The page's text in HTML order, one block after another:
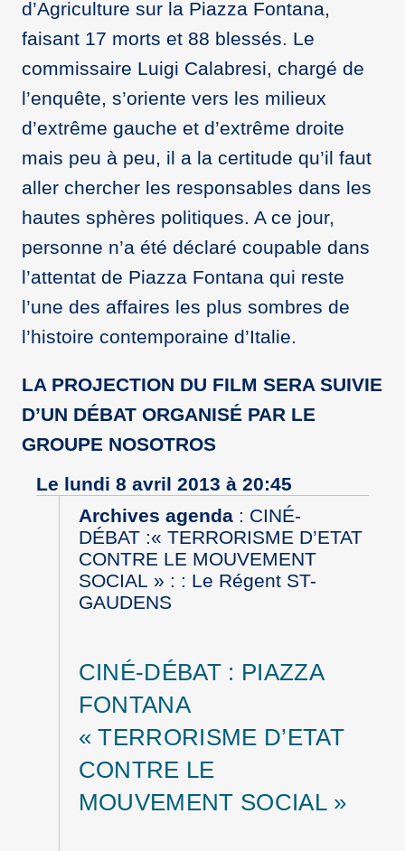
d’Agriculture sur la Piazza Fontana,
faisant 17 morts et 88 blessés. Le
commissaire Luigi Calabresi, chargé de
l’enquête, s’oriente vers les milieux
d’extrême gauche et d’extrême droite
mais peu à peu, il a la certitude qu’il faut
aller chercher les responsables dans les
hautes sphères politiques. A ce jour,
personne n’a été déclaré coupable dans
l’attentat de Piazza Fontana qui reste
l’une des affaires les plus sombres de
l’histoire contemporaine d’Italie.
LA PROJECTION DU FILM SERA SUIVIE
D’UN DÉBAT ORGANISÉ PAR LE
GROUPE NOSOTROS
Le lundi 8 avril 2013 à 20:45
Archives agenda: CINÉ-
DÉBAT :« TERRORISME D’ETAT
CONTRE LE MOUVEMENT
SOCIAL » : : Le Régent ST-
GAUDENS
CINÉ-DÉBAT : PIAZZA
FONTANA
« TERRORISME D’ETAT
CONTRE LE
MOUVEMENT SOCIAL »